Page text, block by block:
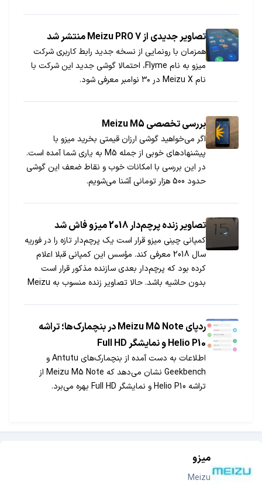
تصاویر جدیدی از Meizu PRO 7 منتشر شد
همزمان با رونمایی از نسخه جدید رابط کاربری شرکت
میزو به نام Flyme، احتمالا گوشی جدید این شرکت با
نام Meizu X در ۳۰ نوامبر معرفی شود.
بررسی تخصصی Meizu M5
اگر می‌خواهید گوشی‌ ارزان قیمتی بخرید میزو با
پیشنهادهای خوبی از جمله M5 به یاری شما آمده است.
در این بررسی با امکانات خوب و نقاط ضعف این گوشی
حدود 500 هزار تومانی آشنا می‌‌شویم.
تصاویر زنده پرچم‌دار 2018 میزو فاش شد
کمپانی چینی میزو قرار است یک پرچم‌دار تازه را در فوریه
سال 2018 معرفی کند. مؤسس این کمپانی قبلا اعلام
کرده بود که پرچم‌دار بعدی سازنده مذکور قرار است
بدون حاشیه باشد. حالا تصاویر زنده منسوب به Meizu
ردپای Meizu M5 Note در بنچمارک‌ها؛ تراشه
Helio P10 و نمایشگر Full HD
اطلاعات به دست آمده از بنچمارک‌های Antutu و
Geekbench نشان می‌دهد که Meizu M5 Note از
تراشه Helio P10 و نمایشگر Full HD بهره می‌برد.
میزو
Meizu